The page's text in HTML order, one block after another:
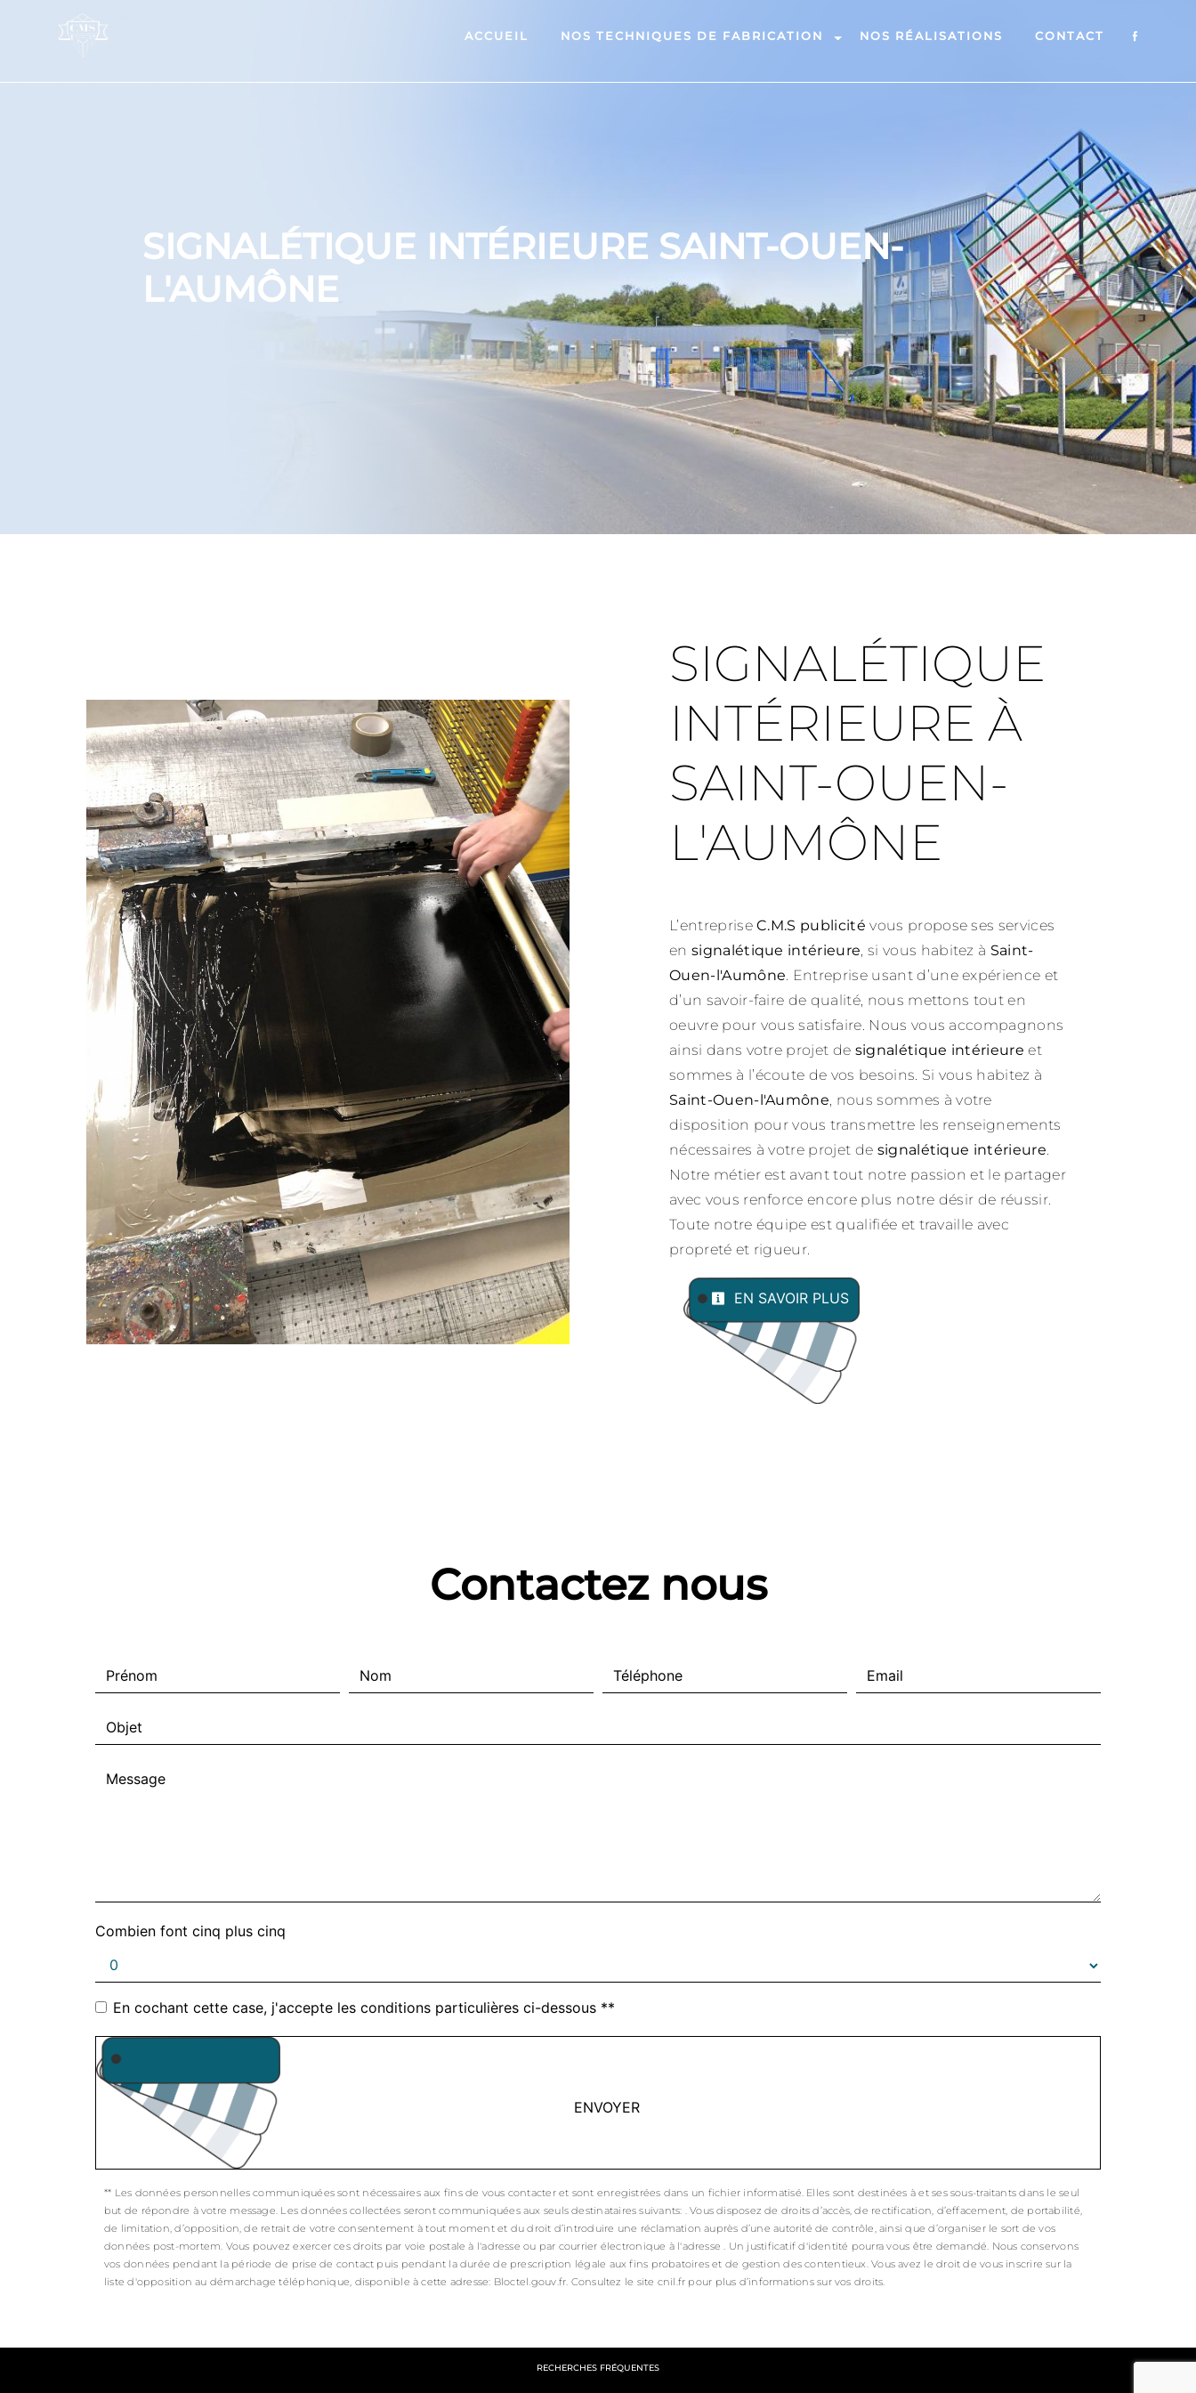
ACCUEIL NOS TECHNIQUES DE FABRICATION NOS RÉALISATIONS CONTACT
SIGNALÉTIQUE INTÉRIEURE SAINT-OUEN-
L'AUMÔNE
SIGNALÉTIQUE
INTÉRIEURE À
SAINT-OUEN-
L'AUMÔNE
L’entrepriseC.M.S publicité vous propose ses services
en signalétique intérieure, si vous habitez à Saint-
Ouen-l'Aumône. Entreprise usant d’une expérience et
d’un savoir-faire de qualité, nous mettons tout en
oeuvre pour vous satisfaire. Nous vous accompagnons
ainsi dans votre projet de signalétique intérieure et
sommes à l’écoute de vos besoins. Si vous habitez à
Saint-Ouen-l'Aumône, nous sommes à votre
disposition pour vous transmettre les renseignements
nécessaires à votre projet de signalétique intérieure.
Notre métier est avant tout notre passion et le partager
avec vous renforce encore plus notre désir de réussir.
Toute notre équipe est qualifiée et travaille avec
propreté et rigueur.
EN SAVOIR PLUS
Contactez nous
Combien font cinq plus cinq
En cochant cette case, j'accepte les conditions particulières ci-dessous **
ENVOYER
** Les données personnelles communiquées sont nécessaires aux fins de vous contacter et sont enregistrées dans un fichier informatisé. Elles sont destinées à et ses sous-traitants dans le seul
but de répondre à votre message. Les données collectées seront communiquées aux seuls destinataires suivants: . Vous disposez de droits d’accès, de rectification, d’effacement, de portabilité,
de limitation, d’opposition, de retrait de votre consentement à tout moment et du droit d’introduire une réclamation auprès d’une autorité de contrôle, ainsi que d’organiser le sort de vos
données post-mortem. Vous pouvez exercer ces droits par voie postale à l'adresse ou par courrier électronique à l'adresse . Un justificatif d'identité pourra vous être demandé. Nous conservons
vos données pendant la période de prise de contact puis pendant la durée de prescription légale aux fins probatoires et de gestion des contentieux. Vous avez le droit de vous inscrire sur la
liste d'opposition au démarchage téléphonique, disponible à cette adresse: Bloctel.gouv.fr. Consultez le site cnil.fr pour plus d’informations sur vos droits.
RECHERCHES FRÉQUENTES